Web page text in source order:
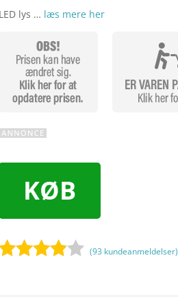
LED lys … læs mere her
KØB
(93 kundeanmeldelser)